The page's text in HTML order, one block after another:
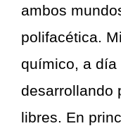
ambos
polifacética.
químico, a día
desarrollando
libres. En